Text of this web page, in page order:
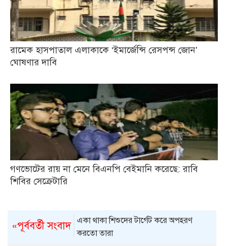
রামেক হাসপাতাল এলাকাকে ‘ইমার্জেন্সি রেসপন্স জোন’
ঘোষণার দাবি
গণভোটের রায় না মেনে বিএনপি বেইমানি করেছে: রাবি
শিবির সেক্রেটারি
«পূর্ববর্তী সংবাদ একা থাকা শিশুদের টা‌র্গেট করে অপহরণ
কর‌তো তারা